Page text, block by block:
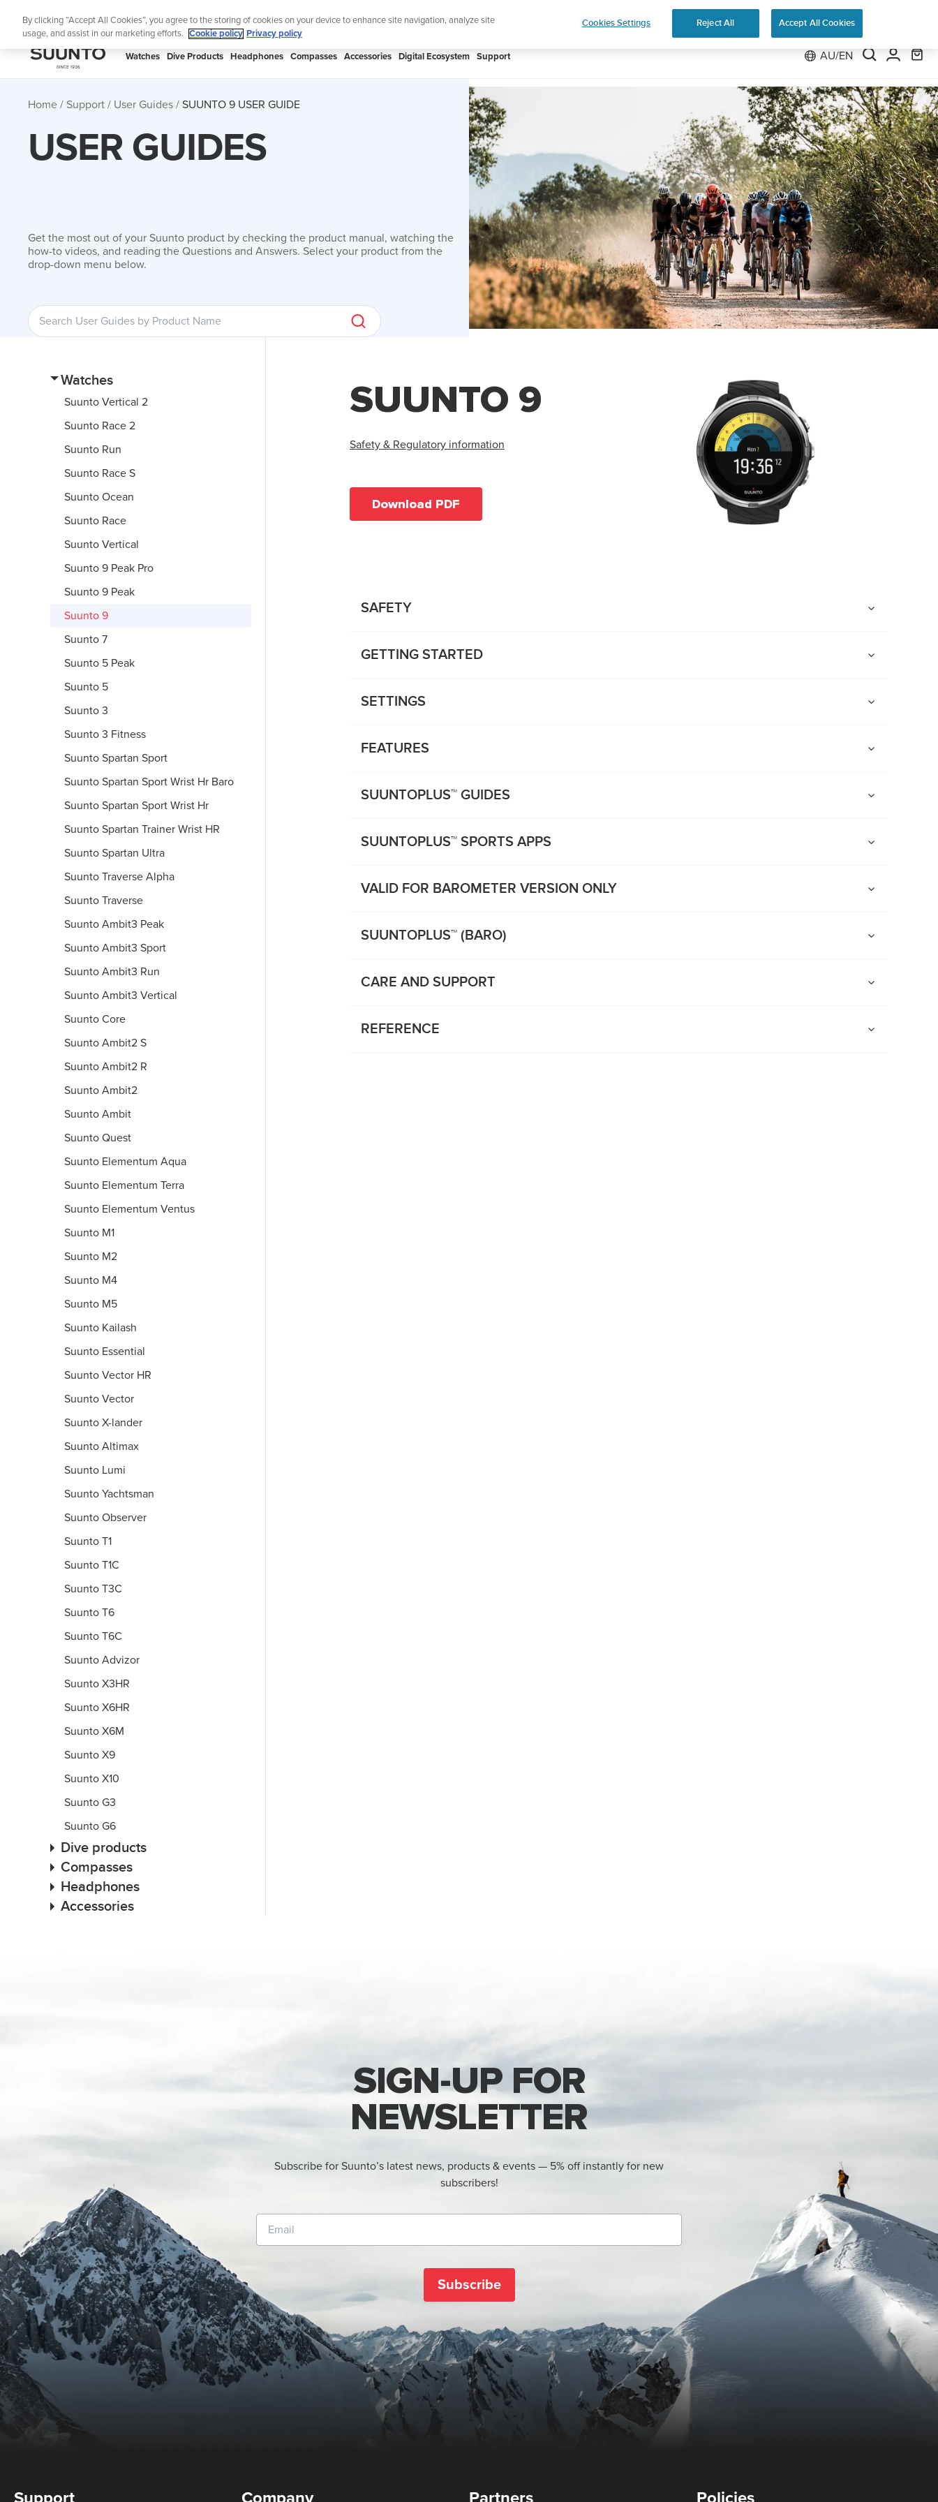
Sign up for the newsletter and get 5% off | Free returns
SUUNTO
Watches Dive Products Headphones Compasses Accessories Digital Ecosystem Support AU/EN
Home Support User Guides SUUNTO 9 USER GUIDE
USER GUIDES
Get the most out of your Suunto product by checking the product manual, watching the
how-to videos, and reading the Questions and Answers. Select your product from the
drop-down menu below.
Watches
Suunto Vertical 2
Suunto Race 2
Suunto Run
Suunto Race S
Suunto Ocean
Suunto Race
Suunto Vertical
Suunto 9 Peak Pro
Suunto 9 Peak
Suunto 9
Suunto 7
Suunto 5 Peak
Suunto 5
Suunto 3
Suunto 3 Fitness
Suunto Spartan Sport
Suunto Spartan Sport Wrist Hr Baro
Suunto Spartan Sport Wrist Hr
Suunto Spartan Trainer Wrist HR
Suunto Spartan Ultra
Suunto Traverse Alpha
Suunto Traverse
Suunto Ambit3 Peak
Suunto Ambit3 Sport
Suunto Ambit3 Run
Suunto Ambit3 Vertical
Suunto Core
Suunto Ambit2 S
Suunto Ambit2 R
Suunto Ambit2
Suunto Ambit
Suunto Quest
Suunto Elementum Aqua
Suunto Elementum Terra
Suunto Elementum Ventus
Suunto M1
Suunto M2
Suunto M4
Suunto M5
Suunto Kailash
Suunto Essential
Suunto Vector HR
Suunto Vector
Suunto X-lander
Suunto Altimax
Suunto Lumi
Suunto Yachtsman
Suunto Observer
Suunto T1
Suunto T1C
Suunto T3C
Suunto T6
Suunto T6C
Suunto Advizor
Suunto X3HR
Suunto X6HR
Suunto X6M
Suunto X9
Suunto X10
Suunto G3
Suunto G6
Dive products
Compasses
Headphones
Accessories
SUUNTO 9
Safety & Regulatory information
Download PDF
SAFETY
GETTING STARTED
SETTINGS
FEATURES
SUUNTOPLUS™ GUIDES
SUUNTOPLUS™ SPORTS APPS
VALID FOR BAROMETER VERSION ONLY
SUUNTOPLUS™ (BARO)
CARE AND SUPPORT
REFERENCE
SIGN-UP FOR
NEWSLETTER
Subscribe for Suunto’s latest news, products & events — 5% off instantly for new
subscribers!
Subscribe
Support Company Partners Policies
By clicking “Accept All Cookies”, you agree to the storing of cookies on your device to enhance site navigation, analyze site
usage, and assist in our marketing efforts.
Cookie policy Privacy policy
Cookies Settings Reject All Accept All Cookies